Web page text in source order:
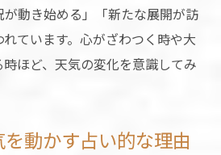
動き始める」「新たな展開が訪
ています。心がざわつく時や大
ほど、天気の変化を意識してみ
動かす占い的な理由